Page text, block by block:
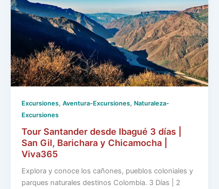
Excursiones,Aventura-Excursiones, Naturaleza-
Excursiones
Tour Santander desde Ibagué 3 días |
San Gil, Barichara y Chicamocha |
Viva365
Explora y conoce los cañones, pueblos coloniales y
parques naturales destinos Colombia. 3 Días | 2